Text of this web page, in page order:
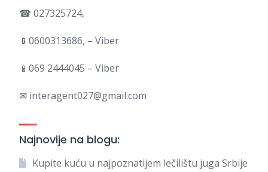
☎ 027325724,
📱0600313686, – Viber
📱069 2444045 – Viber
✉ interagent027@gmail.com
Najnovije na blogu:
Kupite kuću u najpoznatijem lečilištu juga Srbije